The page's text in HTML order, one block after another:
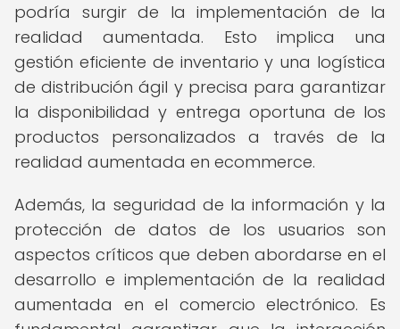
podría surgir de la implementación de la
realidad aumentada. Esto implica una
gestión eficiente de inventario y una logística
de distribución ágil y precisa para garantizar
la disponibilidad y entrega oportuna de los
productos personalizados a través de la
realidad aumentada en ecommerce.
Además, la seguridad de la información y la
protección de datos de los usuarios son
aspectos críticos que deben abordarse en el
desarrollo e implementación de la realidad
aumentada en el comercio electrónico. Es